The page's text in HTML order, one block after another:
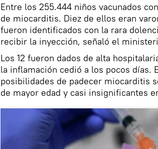
Entre los 255.444 niños vacunados
de miocarditis. Diez de ellos eran
fueron identificados con la rara
recibir la inyección, señaló el
Los 12 fueron dados de alta
la inflamación cedió a los pocos días.
posibilidades de padecer miocarditis
de mayor edad y casi insignificantes